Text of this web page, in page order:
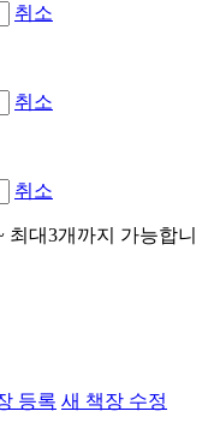
취소
취소
취소
대3개까지 가능합니
등록 새 책장 수정